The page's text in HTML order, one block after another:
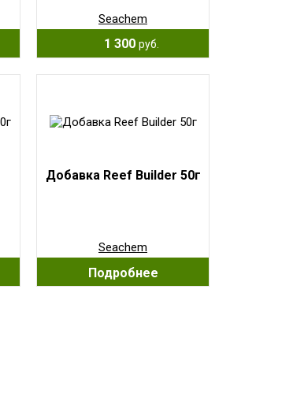
Seachem
1 300 руб.
Добавка Reef Builder 50г
Seachem
Подробнее